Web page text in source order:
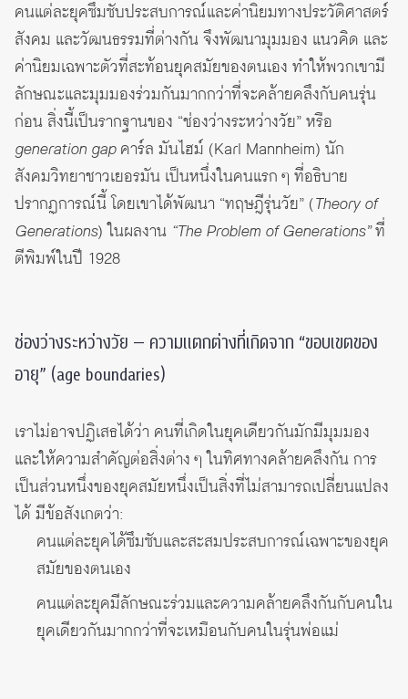
คนแต่ละยุคซึมซับประสบการณ์และค่านิยมทางประวัติศาสตร์
สังคม และวัฒนธรรมที่ต่างกัน จึงพัฒนามุมมอง แนวคิด และ
ค่านิยมเฉพาะตัวที่สะท้อนยุคสมัยของตนเอง ทำให้พวกเขามี
ลักษณะและมุมมองร่วมกันมากกว่าที่จะคล้ายคลึงกับคนรุ่น
ก่อน สิ่งนี้เป็นรากฐานของ “ช่องว่างระหว่างวัย” หรือ
generation gapคาร์ล มันไฮม์ (Karl Mannheim) นัก
สังคมวิทยาชาวเยอรมัน เป็นหนึ่งในคนแรก ๆ ที่อธิบาย
ปรากฏการณ์นี้ โดยเขาได้พัฒนา “ทฤษฎีรุ่นวัย” (Theory of
Generations) ในผลงาน “The Problem of Generations”ที่
ตีพิมพ์ในปี 1928
ช่องว่างระหว่างวัย — ความแตกต่างที่เกิดจาก “ขอบเขตของ
อายุ” (age boundaries)
เราไม่อาจปฏิเสธได้ว่า คนที่เกิดในยุคเดียวกันมักมีมุมมอง
และให้ความสำคัญต่อสิ่งต่าง ๆ ในทิศทางคล้ายคลึงกัน การ
เป็นส่วนหนึ่งของยุคสมัยหนึ่งเป็นสิ่งที่ไม่สามารถเปลี่ยนแปลง
ได้ มีข้อสังเกตว่า:
คนแต่ละยุคได้ซึมซับและสะสมประสบการณ์เฉพาะของยุค
สมัยของตนเอง
คนแต่ละยุคมีลักษณะร่วมและความคล้ายคลึงกันกับคนใน
ยุคเดียวกันมากกว่าที่จะเหมือนกับคนในรุ่นพ่อแม่